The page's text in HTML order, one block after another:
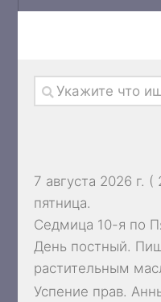
7 августа 2026 г. (
пятница.
Седмица 10-я по
День постный.
растительным
Успение прав.